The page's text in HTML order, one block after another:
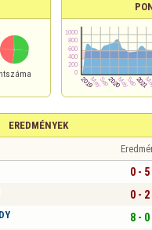
EREDMÉNYEK
0 - 5
0 - 2
8 - 0